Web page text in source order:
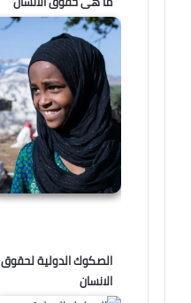
الصكوك الدولية لحقوق
الانسان